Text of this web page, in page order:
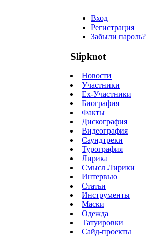
Вход
Регистрация
Забыли пароль?
Slipknot
Новости
Участники
Ex-Участники
Биография
Факты
Дискография
Видеография
Саундтреки
Турография
Лирика
Смысл Лирики
Интервью
Статьи
Инструменты
Маски
Одежда
Татуировки
Сайд-проекты